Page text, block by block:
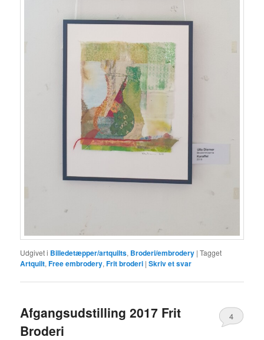
Udgivet i Billedetæpper/artquilts, Broderi/embrodery |Tagget
Artquilt,Free embrodery,Frit broderi |Skriv et svar
Afgangsudstilling 2017 Frit
Broderi
4